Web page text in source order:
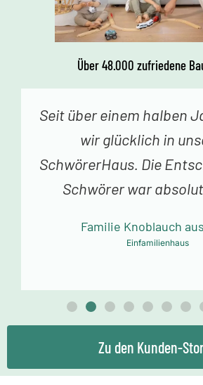
Über 48.000 zufriedene
Vor einer Woche
Schlüssel zu unserem
Jedes Betreten
Dank an das Schwörer-
Familie Mollowitz aus
Zu den Kunden-